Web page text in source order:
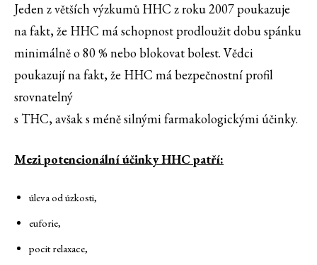
Jeden z větších výzkumů HHC z roku 2007 poukazuje
na fakt, že HHC má schopnost prodloužit dobu spánku
minimálně o 80 % nebo blokovat bolest. Vědci
poukazují na fakt, že HHC má bezpečnostní profil
srovnatelný
s THC, avšak s méně silnými farmakologickými účinky.
Mezi potencionální účinky HHC patří:
úleva od úzkosti,
euforie,
pocit relaxace,